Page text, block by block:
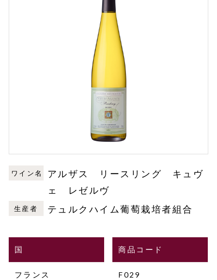
ワイン名
アルザス リースリング キュヴ
ェ レゼルヴ
生産者 テュルクハイム葡萄栽培者組合
国
フランス
商品コード
F029